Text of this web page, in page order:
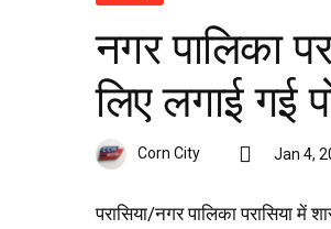
नगर पालिका
लिए लगाई गई
Corn City Jan 4,
परासिया/नगर पालिका परासिया में